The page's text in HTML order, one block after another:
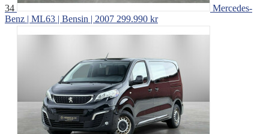
34
Mercedes-
Benz | ML63 | Bensin | 2007 299.990 kr